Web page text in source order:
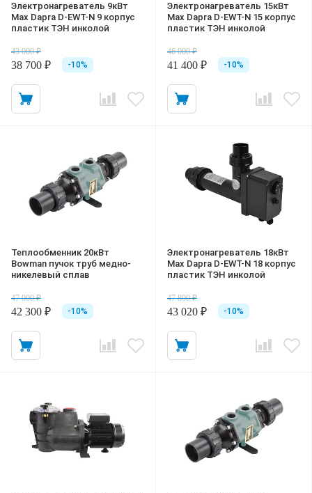
Электронагреватель 9кВт
Max Dapra D-EWT-N 9 корпус
пластик ТЭН инколой
43 000 ₽
38 700 ₽ -10%
Электронагреватель 15кВт
Max Dapra D-EWT-N 15 корпус
пластик ТЭН инколой
46 000 ₽
41 400 ₽ -10%
Теплообменник 20кВт
Bowman пучок труб медно-
никелевый сплав
47 000 ₽
42 300 ₽ -10%
Электронагреватель 18кВт
Max Dapra D-EWT-N 18 корпус
пластик ТЭН инколой
47 800 ₽
43 020 ₽ -10%